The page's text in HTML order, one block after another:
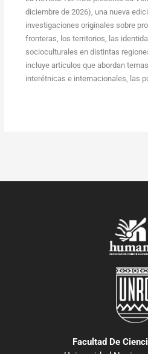
diciembre de 2026), una nueva
investigaciones originales sobre
fronteras, los territorios, las
socioculturales en distintas
incluye artículos que abordan
interétnicas e internacionales, las
Facultad De